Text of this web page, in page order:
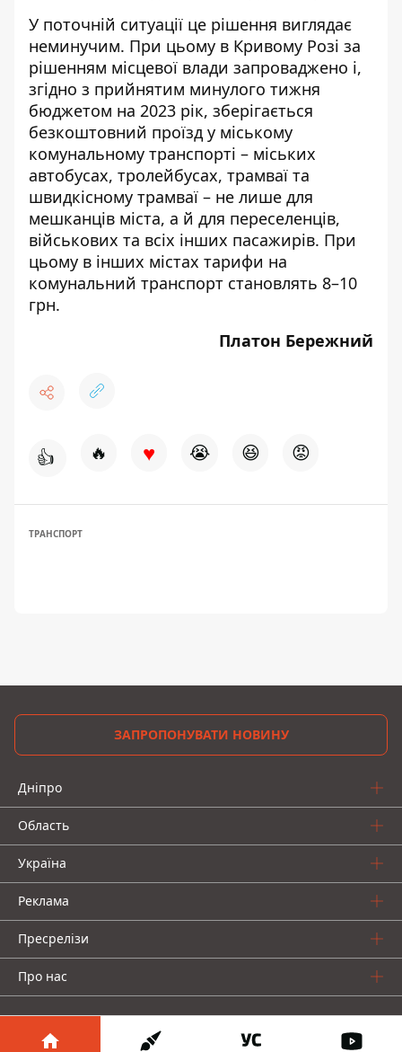
У поточній ситуації це рішення виглядає
неминучим. При цьому в Кривому Розі за
рішенням місцевої влади запроваджено і,
згідно з прийнятим минулого тижня
бюджетом на 2023 рік, зберігається
безкоштовний проїзд у міському
комунальному транспорті – міських
автобусах, тролейбусах, трамваї та
швидкісному трамваї – не лише для
мешканців міста, а й для переселенців,
військових та всіх інших пасажирів. При
цьому в інших містах тарифи на
комунальний транспорт становлять 8–10
грн.
Платон Бережний
👍 🔥 ♥ 😭 😆 😡
ТРАНСПОРТ
ЗАПРОПОНУВАТИ НОВИНУ
Дніпро
Область
Україна
Реклама
Пресрелізи
Про нас